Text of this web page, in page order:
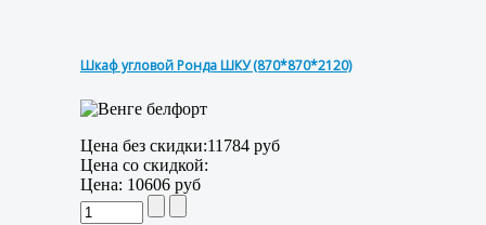
Шкаф угловой Ронда ШКУ (870*870*2120)
Цена без скидки:11784 руб
Цена со скидкой:
Цена: 10606 руб